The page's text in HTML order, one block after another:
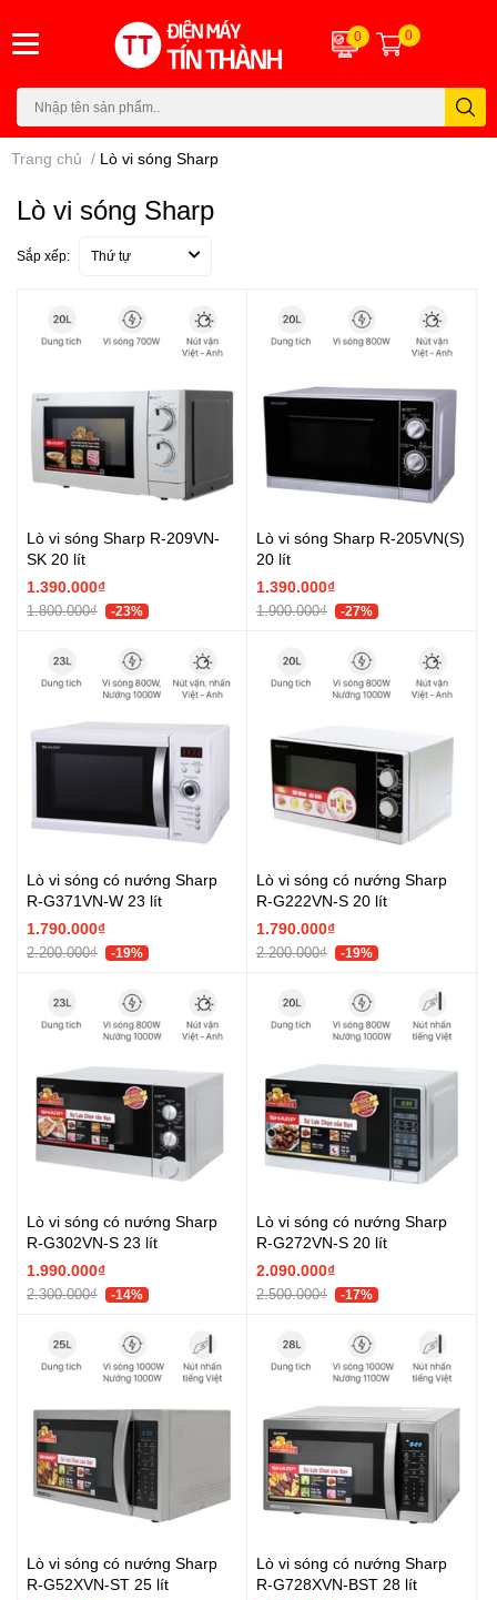
0 0
Trang chủ / Lò vi sóng Sharp
Lò vi sóng Sharp
Sắp xếp: Thứ tự
Lò vi sóng Sharp R-209VN-
SK 20 lít
1.390.000₫
1.800.000₫ -23%
Lò vi sóng Sharp R-205VN(S)
20 lít
1.390.000₫
1.900.000₫ -27%
Lò vi sóng có nướng Sharp
R-G371VN-W 23 lít
1.790.000₫
2.200.000₫ -19%
Lò vi sóng có nướng Sharp
R-G222VN-S 20 lít
1.790.000₫
2.200.000₫ -19%
Lò vi sóng có nướng Sharp
R-G302VN-S 23 lít
1.990.000₫
2.300.000₫ -14%
Lò vi sóng có nướng Sharp
R-G272VN-S 20 lít
2.090.000₫
2.500.000₫ -17%
Lò vi sóng có nướng Sharp
R-G52XVN-ST 25 lít
Lò vi sóng có nướng Sharp
R-G728XVN-BST 28 lít